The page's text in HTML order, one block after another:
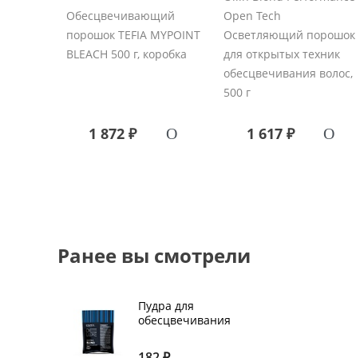
Обесцвечивающий
порошок TEFIA MYPOINT
BLEACH 500 г, коробка
1 872 ₽
Open Tech
Осветляющий порошок
для открытых техник
обесцвечивания волос,
500 г
1 617 ₽
Ранее вы смотрели
Пудра для
обесцвечивания
ULTRA BLOND DE